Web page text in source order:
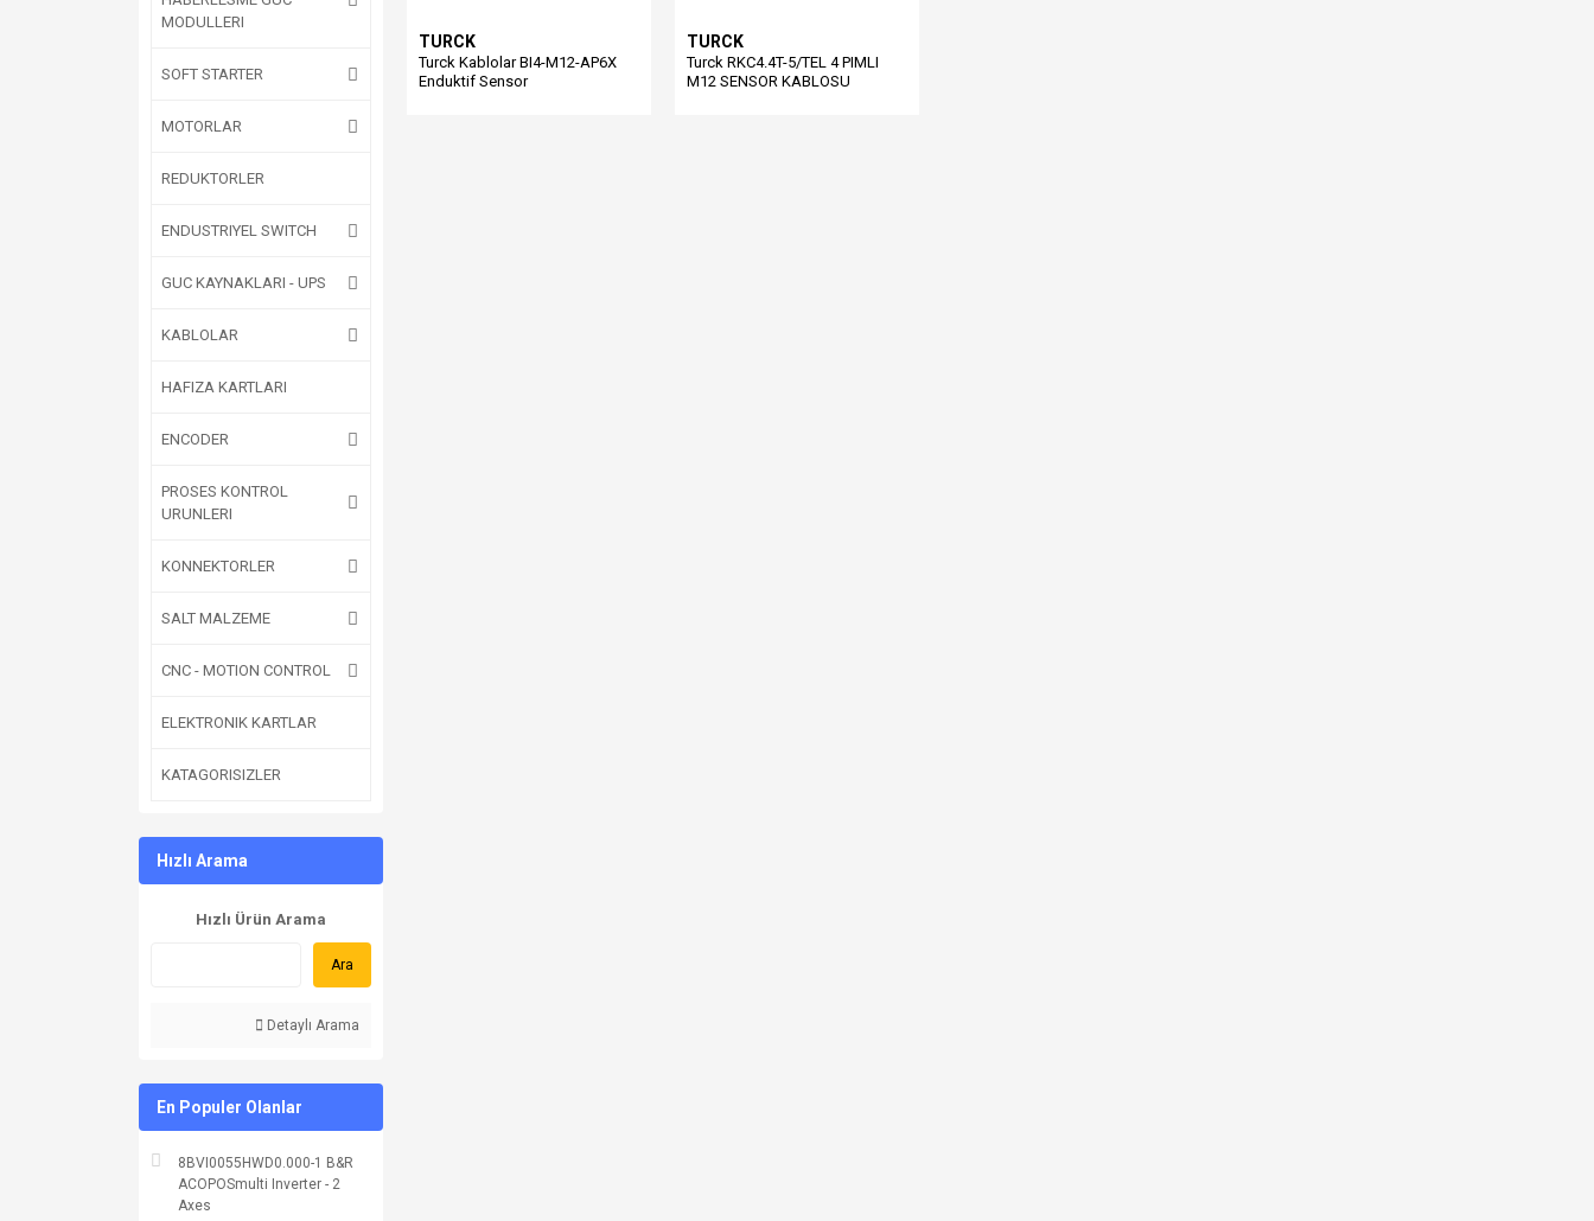
MODULLERI
SOFT STARTER
MOTORLAR
REDUKTORLER
ENDUSTRIYEL SWITCH
GUC KAYNAKLARI - UPS
KABLOLAR
HAFIZA KARTLARI
ENCODER
PROSES KONTROL
URUNLERI
KONNEKTORLER
SALT MALZEME
CNC - MOTION CONTROL
ELEKTRONIK KARTLAR
KATAGORISIZLER
Hızlı Arama
Hızlı Ürün Arama
Ara
Detaylı Arama
En Populer Olanlar
8BVI0055HWD0.000-1 B&R
ACOPOSmulti Inverter - 2
Axes
TURCK
Turck Kablolar BI4-M12-AP6X
Enduktif Sensor
TURCK
Turck RKC4.4T-5/TEL 4 PIMLI
M12 SENSOR KABLOSU